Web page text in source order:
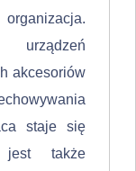
urządzeń
akcesoriów
staje się
jest także